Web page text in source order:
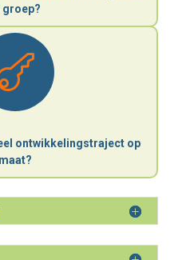
groep?
ontwikkelingstraject op
maat?